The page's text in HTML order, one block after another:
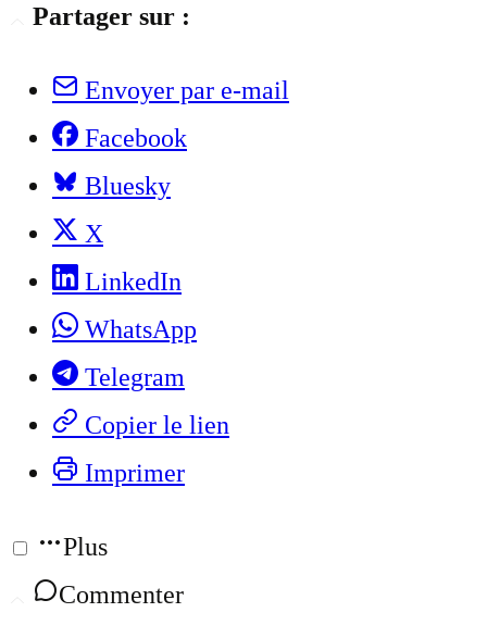
Partager sur :
Envoyer par e-mail
Facebook
Bluesky
X
LinkedIn
WhatsApp
Telegram
Copier le lien
Imprimer
Plus
Commenter